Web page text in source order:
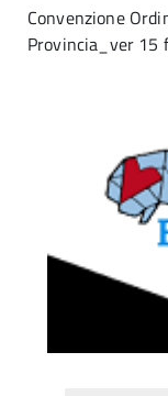
Convenzione
Provincia_ver 15